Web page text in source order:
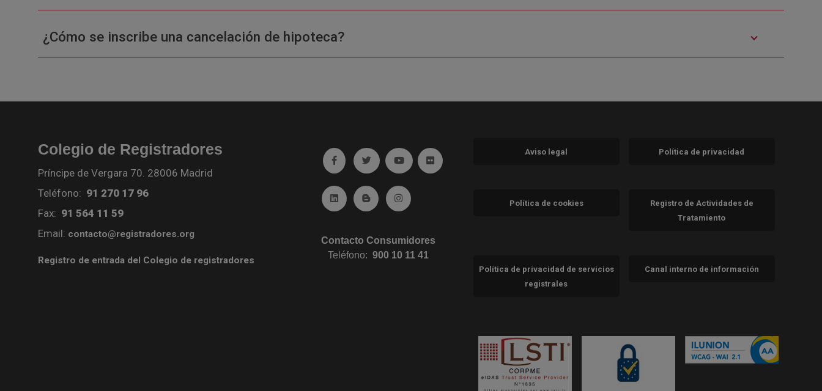
¿Cómo se inscribe una cancelación de hipoteca?
Colegio de Registradores
Príncipe de Vergara 70. 28006 Madrid
Teléfono: 91 270 17 96
Fax: 91 564 11 59
Email: contacto@registradores.org
Registro de entrada del Colegio de registradores
Ir a facebook (abre en ventana nueva)
Ir a twitter (abre en ventana nueva)
Ir a YouTube (abre en ventana nueva)
Ir a Flickr (abre en ventana nueva)
Ir a Linkedin (abre en ventana nueva)
Ir al Blog (abre en ventana nueva)
Ir a Instagram (abre en ventana nueva)
Contacto Consumidores
Teléfono:900 10 11 41
Aviso legal Política de privacidad
Política de cookies
Registro de Actividades de
Tratamiento
Política de privacidad de servicios
registrales
Canal interno de información